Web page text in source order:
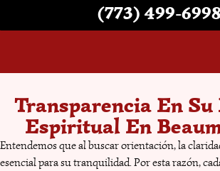
(773) 499-6998
Transparencia En
Espiritual En
Entendemos que al buscar orientación, la
esencial para su tranquilidad. Por esta razón,